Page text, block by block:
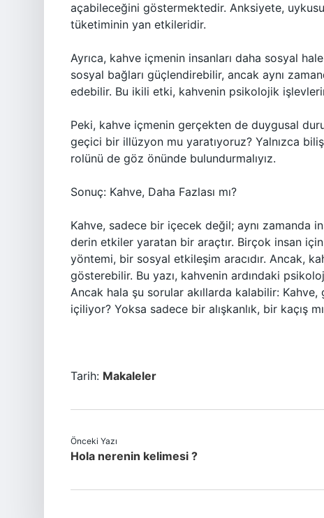
açabileceğini göstermektedir. Anksiyete,
tüketiminin yan etkileridir.
Ayrıca, kahve içmenin insanları daha sosyal
sosyal bağları güçlendirebilir, ancak aynı
edebilir. Bu ikili etki, kahvenin psikolojik
Peki, kahve içmenin gerçekten de duygusal
geçici bir illüzyon mu yaratıyoruz? Yalnızca
rolünü de göz önünde bulundurmalıyız.
Sonuç: Kahve, Daha Fazlası mı?
Kahve, sadece bir içecek değil; aynı zamanda
derin etkiler yaratan bir araçtır. Birçok insan
yöntemi, bir sosyal etkileşim aracıdır. Ancak,
gösterebilir. Bu yazı, kahvenin ardındaki
Ancak hala şu sorular akıllarda kalabilir:
içiliyor? Yoksa sadece bir alışkanlık, bir kaçış
Tarih: Makaleler
Önceki Yazı
Hola nerenin kelimesi ?